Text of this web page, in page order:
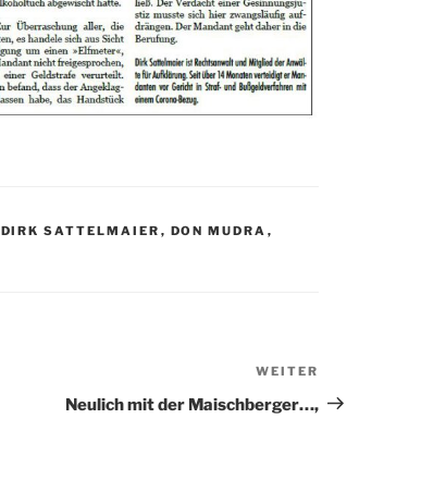
DIRK SATTELMAIER , DON MUDRA ,
Beitrag
WEITER
Neulich mit der Maischberger…,